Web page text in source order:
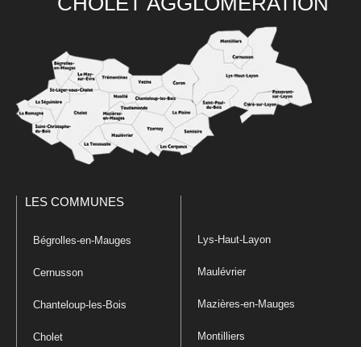
LES COMMUNES
Bégrolles-en-Mauges
Cernusson
Chanteloup-les-Bois
Cholet
Lys-Haut-Layon
Maulévrier
Mazières-en-Mauges
Montilliers